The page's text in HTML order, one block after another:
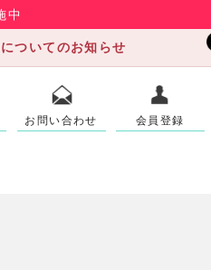
中
ついてのお知らせ
お問い合わせ 会員登録